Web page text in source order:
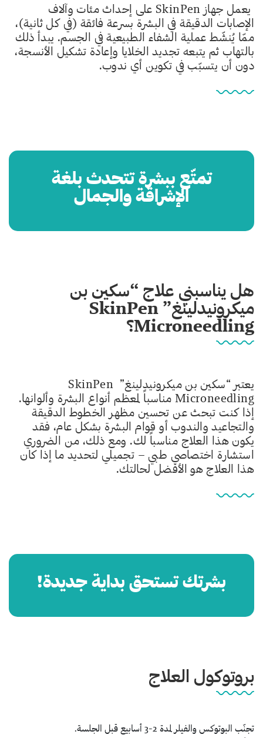
يعمل جهاز SkinPen على إحداث مئات وآلاف
الإصابات الدقيقة في البشرة بسرعة فائقة (في كل ثانية)،
ممّا يُنشّط عملية الشفاء الطبيعية في الجسم. يبدأ ذلك
بالتهاب ثم يتبعه تجديد الخلايا وإعادة تشكيل الأنسجة،
دون أن يتسبّب في تكوين أي ندوب.
تمتّع ببشرة تتحدث بلغة
الإشراقة والجمال
هل يناسبني علاج “سكين بن
ميكرونيدلينغ” SkinPen
Microneedling؟
يعتبر “سكين بن ميكرونيدلينغ” SkinPen
Microneedling مناسباً لمعظم أنواع البشرة وألوانها.
إذا كنت تبحث عن تحسين مظهر الخطوط الدقيقة
والتجاعيد والندوب أو قوام البشرة بشكل عام، فقد
يكون هذا العلاج مناسباً لك. ومع ذلك، من الضروري
استشارة اختصاصي طبي – تجميلي لتحديد ما إذا كان
هذا العلاج هو الأفضل لحالتك.
بشرتك تستحق بداية جديدة!
بروتوكول العلاج
تجنّب البوتوكس والفيلر لمدة 2-3 أسابيع قبل الجلسة.